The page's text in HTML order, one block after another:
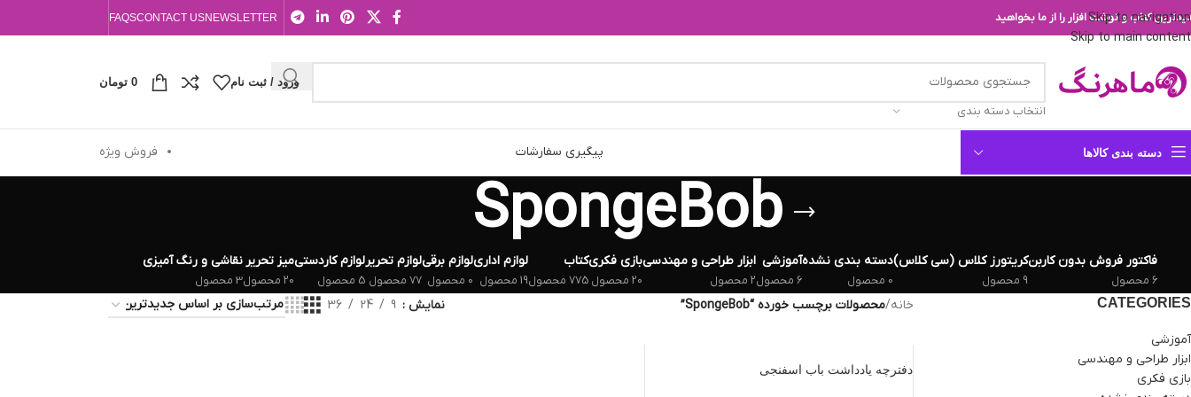
Skip to navigation
Skip to main content
کتاب و نوشت افزار را از ما بخواهید NEWSLETTER
CONTACT US
FAQS
انتخاب دسته بندی
ورود / ثبت نام 0 تومان
دسته بندی کالاها پیگیری سفارشات فروش ویژه
SpongeBob
فاکتور فروش بدون کاربن
6 محصول
کریتورز کلاس (سی کلاس)
9 محصول
دسته بندی نشده
0 محصول
آموزشی
6 محصول
ابزار طراحی و مهندسی
2 محصول
بازی فکری
20 محصول
کتاب
775 محصول
لوازم اداری
19 محصول
لوازم برقی
0 محصول
لوازم تحریر
77 محصول
لوازم کاردستی
5 محصول
میز تحریر
20 محصول
نقاشی و رنگ آمیزی
3 محصول
CATEGORIES
آموزشی
ابزار طراحی و مهندسی
بازی فکری
خانه/محصولات برچسب خورده “SpongeBob” نمایش 9
24
36
دفترچه یادداشت باب‌ اسفنجی